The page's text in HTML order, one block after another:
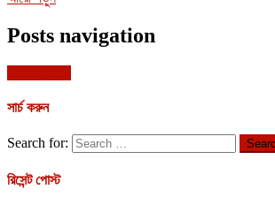
Posts navigation
সার্চ করুন
Search for:
রিসেন্ট পোস্ট